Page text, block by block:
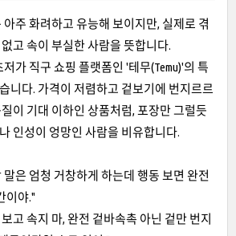
아주 화려하고 유능해 보이지만, 실제로 겪
고 속이 부실한 사람을 뜻합니다.
가 직구 쇼핑 플랫폼인 '테무(Temu)'의 특
니다. 가격이 저렴하고 겉보기에 번지르르
이 기대 이하인 상품처럼, 포장만 그럴듯
인성이 엉망인 사람을 비유합니다.
말은 엄청 거창하게 하는데 행동 보면 완전
이야."
고 속지 마, 완전 겉바속촉 아닌 겉만 번지